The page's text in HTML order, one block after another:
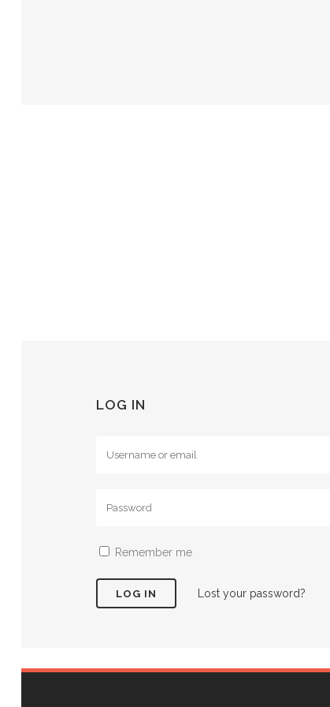
LOG IN
Remember me
Lost your password?